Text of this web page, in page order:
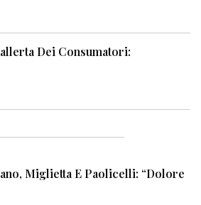
Dei Consumatori:
Miglietta E Paolicelli: “Dolore